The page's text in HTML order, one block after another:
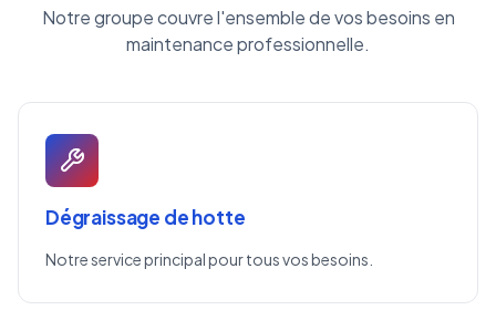
Notre groupe couvre l'ensemble de vos besoins en
maintenance professionnelle.
Dégraissage de hotte
Notre service principal pour tous vos besoins.